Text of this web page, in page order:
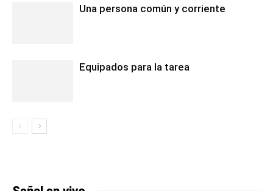
Una persona común y corriente
Equipados para la tarea